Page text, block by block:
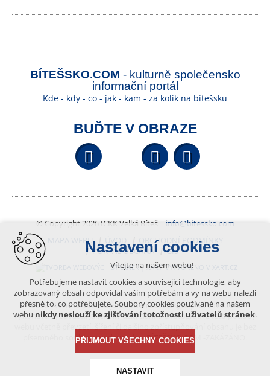
BÍTEŠSKO.COM - kulturně společensko
informační portál
Kde - kdy - co - jak - kam - za kolik na bítešsku
BUĎTE V OBRAZE
Facebook YouTube
© Copyright 2026 ICKK Velká Bíteš | info@bitessko.com
MAPA WEBU
ÚVOD
OBCHODNÍ PODMÍNKY
PORTÁL OBČANA
GIS
VYTVOŘENO V XART.CZ
Obsah tohoto portálu je chráněn autorským právem, které
vykonává vydavatel. Jakékoliv užití článků a fotografií z této podoby
písemného souhlasu vydavatele – BÍTEŠSKO.COM -ZAKÁZÁNO.
Nastavení cookies
Vítejte na našem webu!
Potřebujeme nastavit cookies a související technologie, aby
zobrazovaný obsah odpovídal vašim potřebám a vy na webu nalezli
přesně to, co potřebujete. Soubory cookies používané na našem
webu nikdy neslouží ke zjišťování totožnosti uživatelů stránek.
PŘIJMOUT VŠECHNY COOKIES
NASTAVIT